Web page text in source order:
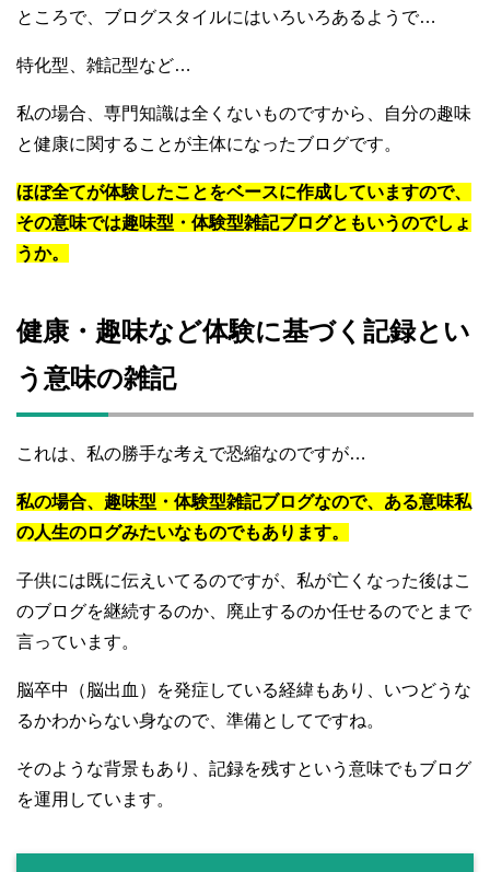
ところで、ブログスタイルにはいろいろあるようで…
特化型、雑記型など…
私の場合、専門知識は全くないものですから、自分の趣味
と健康に関することが主体になったブログです。
ほぼ全てが体験したことをベースに作成していますので、
その意味では趣味型・体験型雑記ブログともいうのでしょ
うか。
健康・趣味など体験に基づく記録とい
う意味の雑記
これは、私の勝手な考えで恐縮なのですが…
私の場合、趣味型・体験型雑記ブログなので、ある意味私
の人生のログみたいなものでもあります。
子供には既に伝えいてるのですが、私が亡くなった後はこ
のブログを継続するのか、廃止するのか任せるのでとまで
言っています。
脳卒中（脳出血）を発症している経緯もあり、いつどうな
るかわからない身なので、準備としてですね。
そのような背景もあり、記録を残すという意味でもブログ
を運用しています。